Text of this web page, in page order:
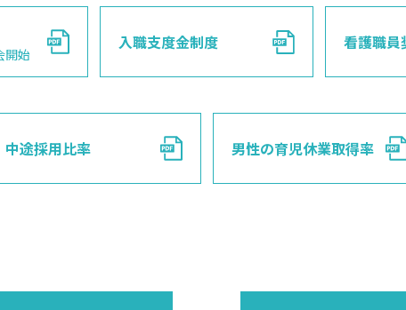
介 法人の 基本理
募集一覧
開始
入職支度金制度 看護職員
中途採用比率 男性の育児休業取得率